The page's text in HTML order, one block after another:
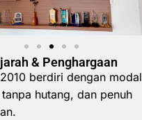
& Penghargaan
berdiri dengan modal
hutang, dan penuh